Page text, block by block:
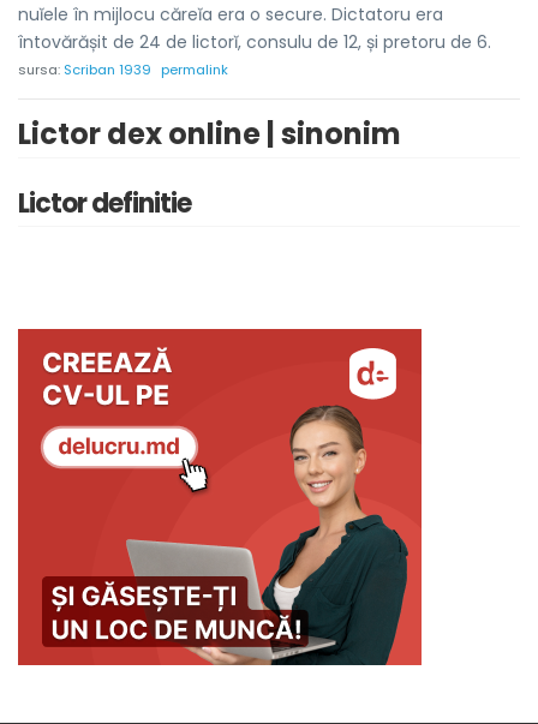
nuĭele în mijlocu căreĭa era o secure. Dictatoru era
întovărășit de 24 de lictorĭ, consulu de 12, și pretoru de 6.
sursa: Scriban 1939 permalink
Lictor dex online | sinonim
Lictor definitie